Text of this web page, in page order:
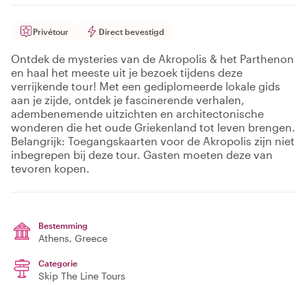
Privétour Direct bevestigd
Ontdek de mysteries van de Akropolis & het Parthenon
en haal het meeste uit je bezoek tijdens deze
verrijkende tour! Met een gediplomeerde lokale gids
aan je zijde, ontdek je fascinerende verhalen,
adembenemende uitzichten en architectonische
wonderen die het oude Griekenland tot leven brengen.
Belangrijk: Toegangskaarten voor de Akropolis zijn niet
inbegrepen bij deze tour. Gasten moeten deze van
tevoren kopen.
Bestemming
Athens, Greece
Categorie
Skip The Line Tours